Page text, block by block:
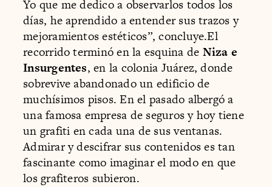
Yo que me dedico a observarlos todos los
días, he aprendido a entender sus trazos y
mejoramientos estéticos”, concluye.El
recorrido terminó en la esquina de Niza e
Insurgentes, en la colonia Juárez, donde
sobrevive abandonado un edificio de
muchísimos pisos. En el pasado albergó a
una famosa empresa de seguros y hoy tiene
un grafiti en cada una de sus ventanas.
Admirar y descifrar sus contenidos es tan
fascinante como imaginar el modo en que
los grafiteros subieron.